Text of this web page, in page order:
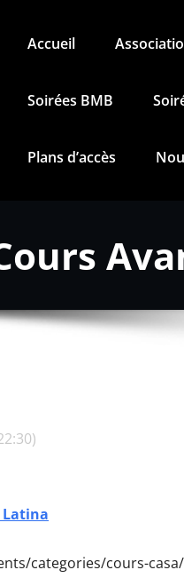
Accueil
Soirées BMB
Plans d’accès
Latina
categories/cours-